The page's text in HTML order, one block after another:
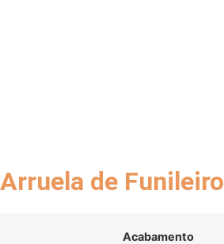
Arruela de Funileiro
Acabamento